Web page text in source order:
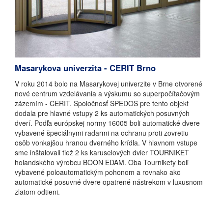
Masarykova univerzita - CERIT Brno
V roku 2014 bolo na Masarykovej univerzite v Brne otvorené
nové centrum vzdelávania a výskumu so superpočítačovým
zázemím - CERIT. Spoločnosť SPEDOS pre tento objekt
dodala pre hlavné vstupy 2 ks automatických posuvných
dverí. Podľa európskej normy 16005 boli automatické dvere
vybavené špeciálnymi radarmi na ochranu proti zovretiu
osôb vonkajšou hranou dverného krídla. V hlavnom vstupe
sme inštalovali tiež 2 ks karuselových dvier TOURNIKET
holandského výrobcu BOON EDAM. Oba Tournikety boli
vybavené poloautomatickým pohonom a rovnako ako
automatické posuvné dvere opatrené nástrekom v luxusnom
zlatom odtieni.